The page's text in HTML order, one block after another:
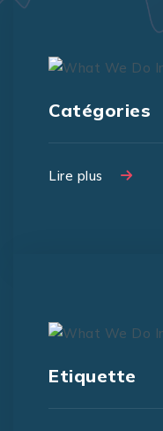
Catégories
Lire plus
Etiquette